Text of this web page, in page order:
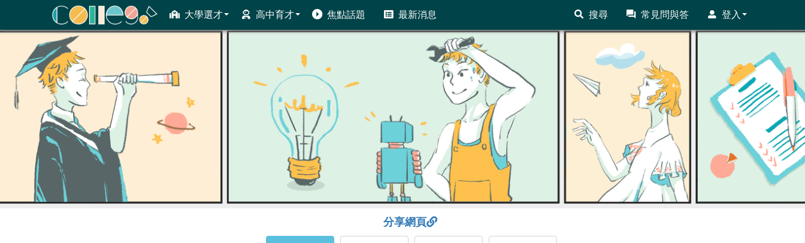
大學選才 高中育才 焦點話題 最新消息 搜尋 常見問與答 登入
ColleGo! 大學選才與高中育才輔助系統
分享網頁